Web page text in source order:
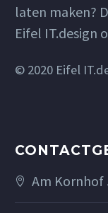
laten maken?
Eifel IT.design
© 2020 Eifel
Am Kornhof